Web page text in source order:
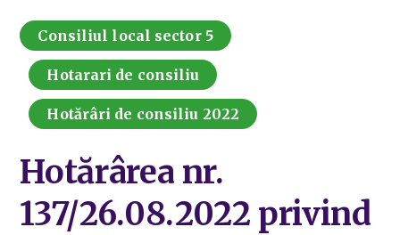
Consiliul local sector 5
Hotarari de consiliu
Hotărâri de consiliu 2022
Hotărârea nr.
137/26.08.2022 privind